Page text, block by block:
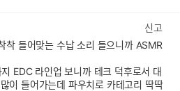
신고
착 들어맞는 수납 소리 들으니까 ASMR
EDC 라인업 보니까 테크 덕후로서 대
이 들어가는데 파우치로 카테고리 딱딱